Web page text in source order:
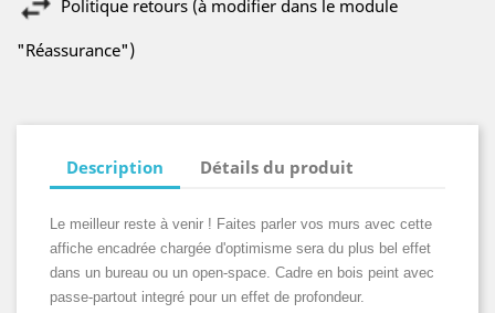
Politique retours (à modifier dans le module
"Réassurance")
Description Détails du produit
Le meilleur reste à venir ! Faites parler vos murs avec cette
affiche encadrée chargée d'optimisme sera du plus bel effet
dans un bureau ou un open-space. Cadre en bois peint avec
passe-partout integré pour un effet de profondeur.